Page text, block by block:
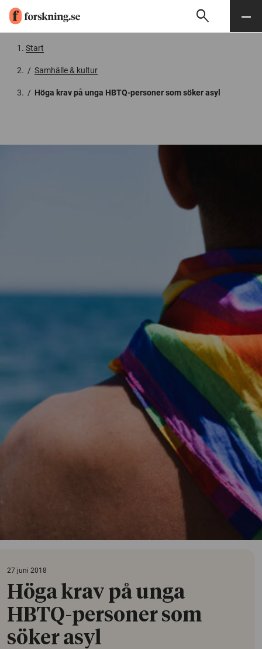
Söksearch Meny
Start
/ Samhälle & kultur
/ Höga krav på unga HBTQ-personer som söker asyl
27 juni 2018
Höga krav på unga
HBTQ-personer som
söker asyl